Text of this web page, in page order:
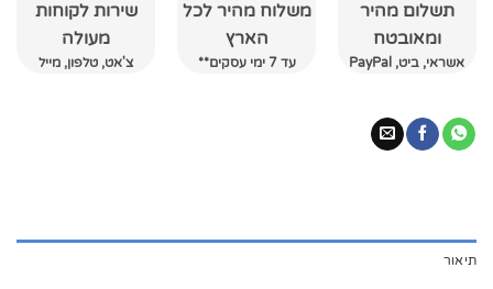
תשלום מהיר
ומאובטח
אשראי, ביט, PayPal
משלוח מהיר לכל
הארץ
עד 7 ימי עסקים**
שירות לקוחות
מעולה
צ'אט, טלפון, מייל
תיאור